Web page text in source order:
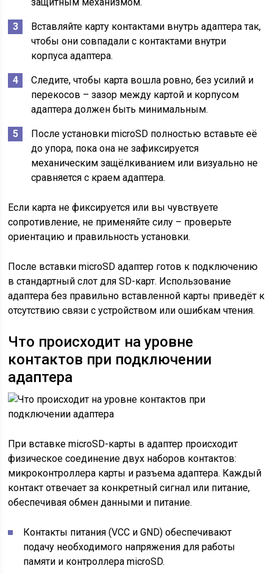
Вставляйте карту контактами внутрь адаптера так,
чтобы они совпадали с контактами внутри
корпуса адаптера.
Следите, чтобы карта вошла ровно, без усилий и
перекосов – зазор между картой и корпусом
адаптера должен быть минимальным.
После установки microSD полностью вставьте её
до упора, пока она не зафиксируется
механическим защёлкиванием или визуально не
сравняется с краем адаптера.
Если карта не фиксируется или вы чувствуете
сопротивление, не применяйте силу – проверьте
ориентацию и правильность установки.
После вставки microSD адаптер готов к подключению
в стандартный слот для SD-карт. Использование
адаптера без правильно вставленной карты приведёт к
отсутствию связи с устройством или ошибкам чтения.
Что происходит на уровне
контактов при подключении
адаптера
При вставке microSD-карты в адаптер происходит
физическое соединение двух наборов контактов:
микроконтроллера карты и разъема адаптера. Каждый
контакт отвечает за конкретный сигнал или питание,
обеспечивая обмен данными и питание.
Контакты питания (VCC и GND) обеспечивают
подачу необходимого напряжения для работы
памяти и контроллера microSD.